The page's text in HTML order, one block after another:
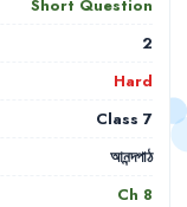
Short Question
2
Hard
Class 7
আনন্দপাঠ
Ch 8